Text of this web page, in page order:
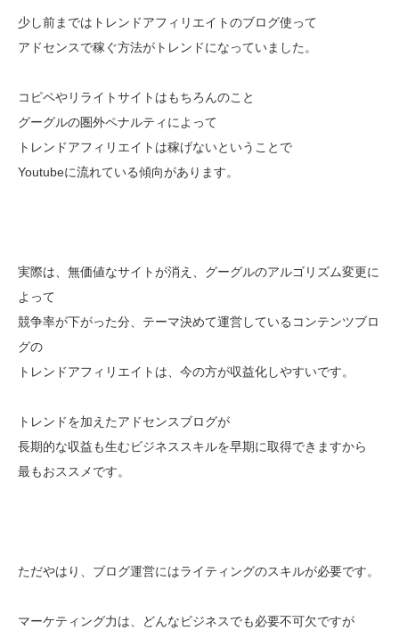
少し前まではトレンドアフィリエイトのブログ使って
アドセンスで稼ぐ方法がトレンドになっていました。
コピペやリライトサイトはもちろんのこと
グーグルの圏外ペナルティによって
トレンドアフィリエイトは稼げないということで
Youtubeに流れている傾向があります。
実際は、無価値なサイトが消え、グーグルのアルゴリズム変更に
よって
競争率が下がった分、テーマ決めて運営しているコンテンツブロ
グの
トレンドアフィリエイトは、今の方が収益化しやすいです。
トレンドを加えたアドセンスブログが
長期的な収益も生むビジネススキルを早期に取得できますから
最もおススメです。
ただやはり、ブログ運営にはライティングのスキルが必要です。
マーケティング力は、どんなビジネスでも必要不可欠ですが